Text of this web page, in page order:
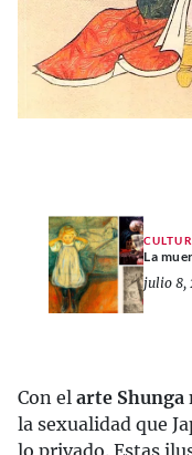
La
julio 8,
Con el arte Shunga
la sexualidad que
lo privado. Estas